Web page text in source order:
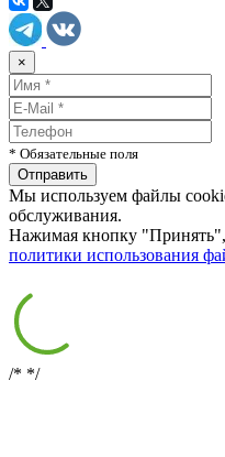
×
* Обязательные поля
Мы используем файлы
обслуживания.
Нажимая кнопку
политики использования
/* */